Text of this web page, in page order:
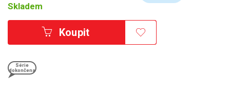
Skladem
Koupit
Série
dokončena